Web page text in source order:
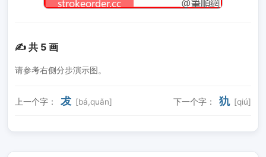
✍️ 共 5 画
请参考右侧分步演示图。
上一个字： 犮 [bá,quǎn] 下一个字： 犰 [qiú]